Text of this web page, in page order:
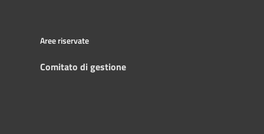
Aree riservate
Comitato di gestione